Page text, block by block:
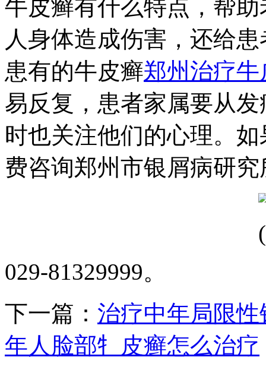
牛皮癣有什么特点，帮
人身体造成伤害，还给
患有的牛皮癣郑州治疗
易反复，患者家属要从
时也关注他们的心理。
费咨询郑州市银屑病研
029-81329999。
下一篇： 治疗中年局限
年人脸部牜皮癣怎么治疗